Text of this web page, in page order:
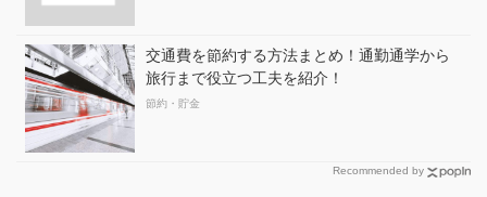
交通費を節約する方法まとめ！通勤通学から
旅行まで役立つ工夫を紹介！
節約・貯金
Recommended by